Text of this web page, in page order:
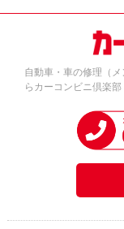
自動車・車の修理（
らカーコンビニ倶楽